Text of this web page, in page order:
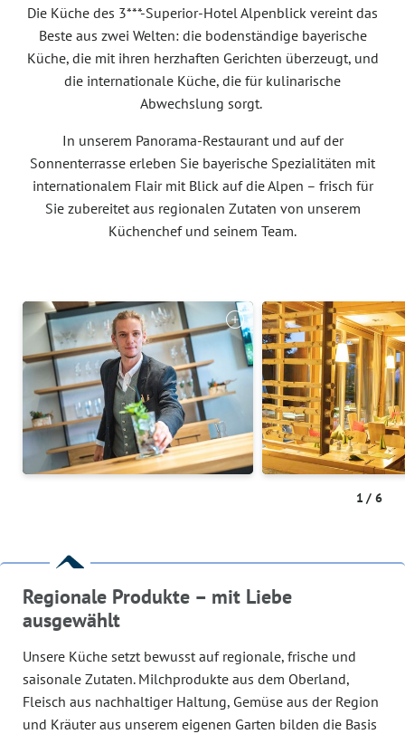
Newsletter
Downloads
Die Küche des 3***-Superior-Hotel Alpenblick vereint das
Beste aus zwei Welten: die bodenständige bayerische
Küche, die mit ihren herzhaften Gerichten überzeugt, und
die internationale Küche, die für kulinarische
Abwechslung sorgt.
In unserem Panorama-Restaurant und auf der
Sonnenterrasse erleben Sie bayerische Spezialitäten mit
internationalem Flair mit Blick auf die Alpen – frisch für
Sie zubereitet aus regionalen Zutaten von unserem
Küchenchef und seinem Team.
1 / 6
Regionale Produkte – mit Liebe
ausgewählt
Unsere Küche setzt bewusst auf regionale, frische und
saisonale Zutaten. Milchprodukte aus dem Oberland,
Fleisch aus nachhaltiger Haltung, Gemüse aus der Region
und Kräuter aus unserem eigenen Garten bilden die Basis